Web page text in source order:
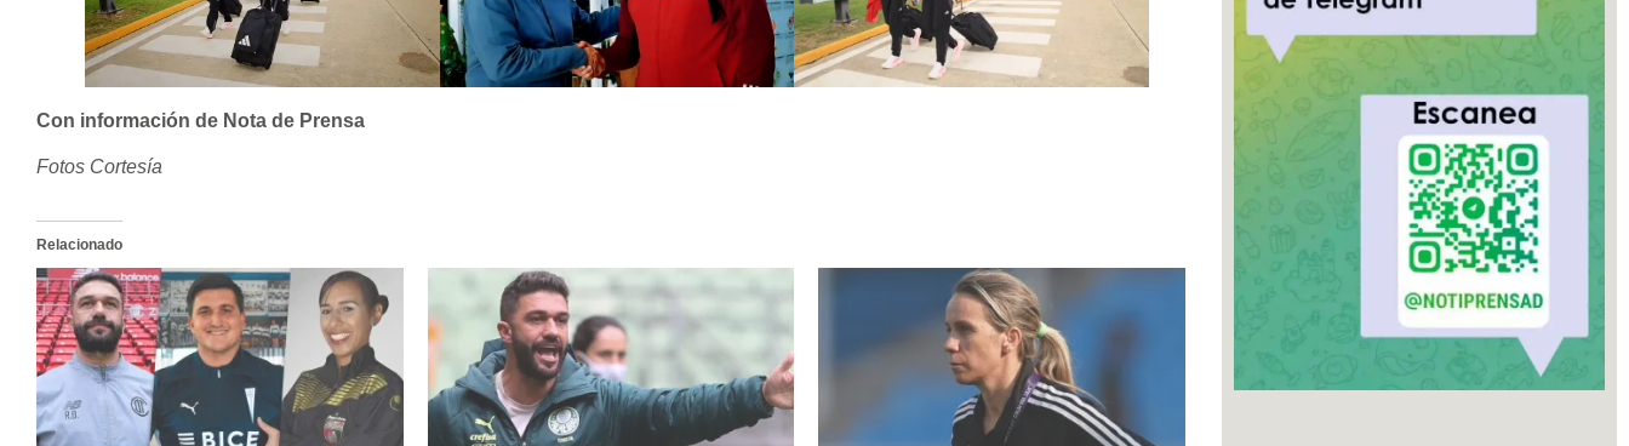
Con información de Nota de Prensa
Fotos Cortesía
Relacionado